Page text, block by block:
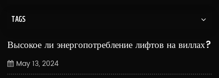
TAGS
Высокое ли энергопотребление лифтов на виллах?
May 13, 2024